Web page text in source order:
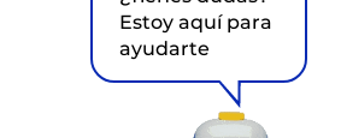
Estoy aquí para
ayudarte